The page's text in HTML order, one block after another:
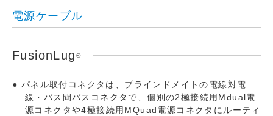
電源ケーブル
FusionLug ®
パネル取付コネクタは、ブラインドメイトの電線対電
線・バス間バスコネクタで、個別の2極接続用Mdual電
源コネクタや4極接続用MQuad電源コネクタにルーティ